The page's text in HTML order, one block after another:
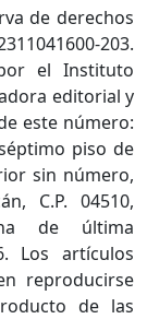
de derechos
203.
el Instituto
editorial y
este número:
piso de
sin número,
C.P. 04510,
de última
Los artículos
reproducirse
de las